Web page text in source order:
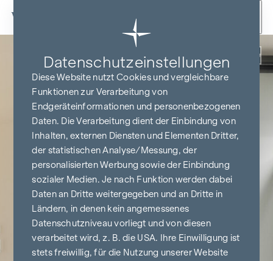
Zum Inhalt springen
Datenschutz­einstellungen
Diese Website nutzt Cookies und vergleichbare
Funktionen zur Verarbeitung von
Endgeräteinformationen und personenbezogenen
Daten. Die Verarbeitung dient der Einbindung von
Inhalten, externen Diensten und Elementen Dritter,
der statistischen Analyse/Messung, der
personalisierten Werbung sowie der Einbindung
sozialer Medien. Je nach Funktion werden dabei
Daten an Dritte weitergegeben und an Dritte in
Ländern, in denen kein angemessenes
Datenschutzniveau vorliegt und von diesen
verarbeitet wird, z. B. die USA. Ihre Einwilligung ist
stets freiwillig, für die Nutzung unserer Website